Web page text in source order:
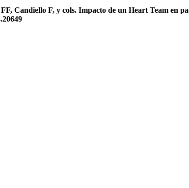
Candiello F, y cols. Impacto de un Heart Team en